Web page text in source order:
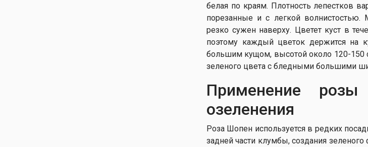
белая по краям. Плотность лепестков
порезанные и с легкой
резко сужен наверху. Цветет куст в
поэтому каждый цветок держится на
большим кущом, высотой около 120-150
зеленого цвета с бледными большими
Применение
озеленения
Роза Шопен используется в редких
задней части клумбы, создания